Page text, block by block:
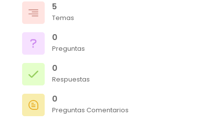
5
Temas
0
Preguntas
0
Respuestas
0
Preguntas Comentarios